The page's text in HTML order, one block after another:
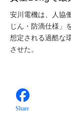
安川電機は、人協
じん・防滴仕様」
想定される過酷な
させた。
Share